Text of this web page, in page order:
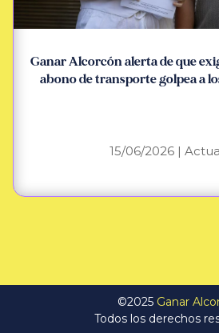
Ganar Alcorcón alerta de que
abono de transporte golpea a
15/06/2026|
©2025 Ganar
Todos los derechos